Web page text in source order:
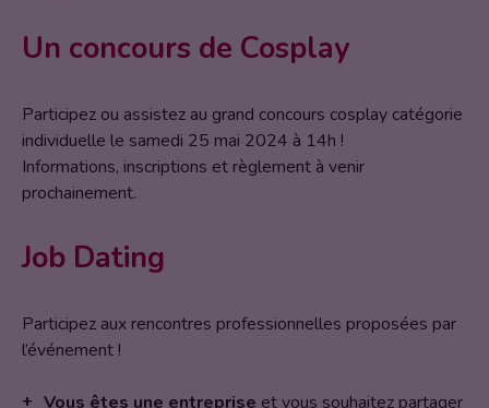
Un concours de Cosplay
Participez ou assistez au grand concours cosplay catégorie
individuelle le samedi 25 mai 2024 à 14h !
Informations, inscriptions et règlement à venir
prochainement.
Job Dating
Participez aux rencontres professionnelles proposées par
l’événement !
Vous êtes une entreprise et vous souhaitez partager